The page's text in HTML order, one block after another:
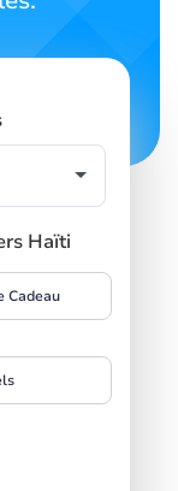
Haïti
Cadeau